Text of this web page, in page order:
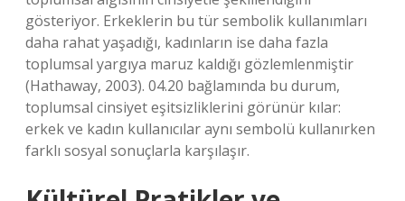
gösteriyor. Erkeklerin bu tür sembolik kullanımları
daha rahat yaşadığı, kadınların ise daha fazla
toplumsal yargıya maruz kaldığı gözlemlenmiştir
(Hathaway, 2003). 04.20 bağlamında bu durum,
toplumsal cinsiyet eşitsizliklerini görünür kılar:
erkek ve kadın kullanıcılar aynı sembolü kullanırken
farklı sosyal sonuçlarla karşılaşır.